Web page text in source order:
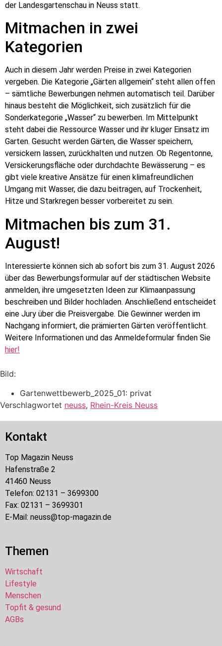
der Landesgartenschau in Neuss statt.
Mitmachen in zwei
Kategorien
Auch in diesem Jahr werden Preise in zwei Kategorien
vergeben. Die Kategorie „Gärten allgemein“ steht allen offen
– sämtliche Bewerbungen nehmen automatisch teil. Darüber
hinaus besteht die Möglichkeit, sich zusätzlich für die
Sonderkategorie „Wasser“ zu bewerben. Im Mittelpunkt
steht dabei die Ressource Wasser und ihr kluger Einsatz im
Garten. Gesucht werden Gärten, die Wasser speichern,
versickern lassen, zurückhalten und nutzen. Ob Regentonne,
Versickerungsfläche oder durchdachte Bewässerung – es
gibt viele kreative Ansätze für einen klimafreundlichen
Umgang mit Wasser, die dazu beitragen, auf Trockenheit,
Hitze und Starkregen besser vorbereitet zu sein.
Mitmachen bis zum 31.
August!
Interessierte können sich ab sofort bis zum 31. August 2026
über das Bewerbungsformular auf der städtischen Website
anmelden, ihre umgesetzten Ideen zur Klimaanpassung
beschreiben und Bilder hochladen. Anschließend entscheidet
eine Jury über die Preisvergabe. Die Gewinner werden im
Nachgang informiert, die prämierten Gärten veröffentlicht.
Weitere Informationen und das Anmeldeformular finden Sie
hier!
Bild:
Gartenwettbewerb_2025_01: privat
Verschlagwortet neuss, Rhein-Kreis Neuss
Kontakt
Top Magazin Neuss
Hafenstraße 2
41460 Neuss
Telefon: 02131 – 3699300
Fax: 02131 – 3699301
E-Mail: neuss@top-magazin.de
Themen
Wirtschaft
Lifestyle
Menschen
Topfit & gesund
AGBs